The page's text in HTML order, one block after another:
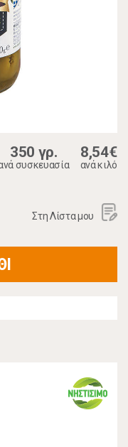
350 γρ.
συσκευασία
8,54€
ανά κιλό
Στη Λίστα μου